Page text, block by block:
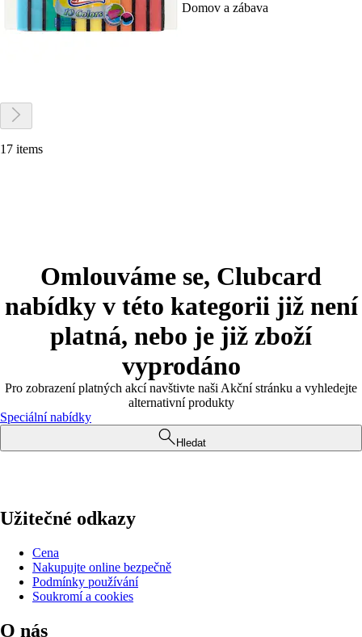
Domov a zábava
17 items
Omlouváme se, Clubcard
nabídky v této kategorii již není
platná, nebo je již zboží
vyprodáno
Pro zobrazení platných akcí navštivte naši Akční stránku a vyhledejte
alternativní produkty
Speciální nabídky
Hledat
Užitečné odkazy
Cena
Nakupujte online bezpečně
Podmínky používání
Soukromí a cookies
O nás